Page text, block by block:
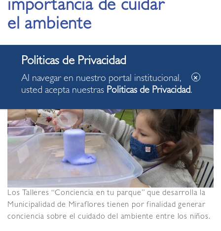
importancia de cuidar
el ambiente
21.08.2021
Los Talleres “Conciencia en tu parque” que desarrolla la
Municipalidad de Miraflores tienen por finalidad generar
conciencia sobre el cuidado del ambiente entre los niños.
Al navegar en nuestro portal institucional,
usted acepta nuestras Politicas de Privacidad.